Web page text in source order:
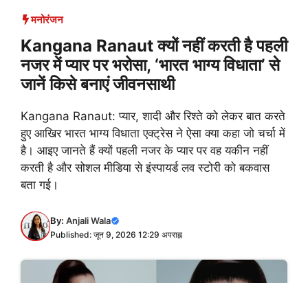
मनोरंजन
Kangana Ranaut क्यों नहीं करती है पहली
नजर में प्यार पर भरोसा, ‘भारत भाग्य विधाता’ से
जानें किसे बनाएं जीवनसाथी
Kangana Ranaut: प्यार, शादी और रिश्ते को लेकर बात करते
हुए आखिर भारत भाग्य विधाता एक्ट्रेस ने ऐसा क्या कहा जो चर्चा में
है। आइए जानते हैं क्यों पहली नजर के प्यार पर वह यकीन नहीं
करती है और सोशल मीडिया से इंस्पायर्ड लव स्टोरी को बकवास
बता गई।
By: Anjali Wala
Published: जून 9, 2026 12:29 अपराह्न